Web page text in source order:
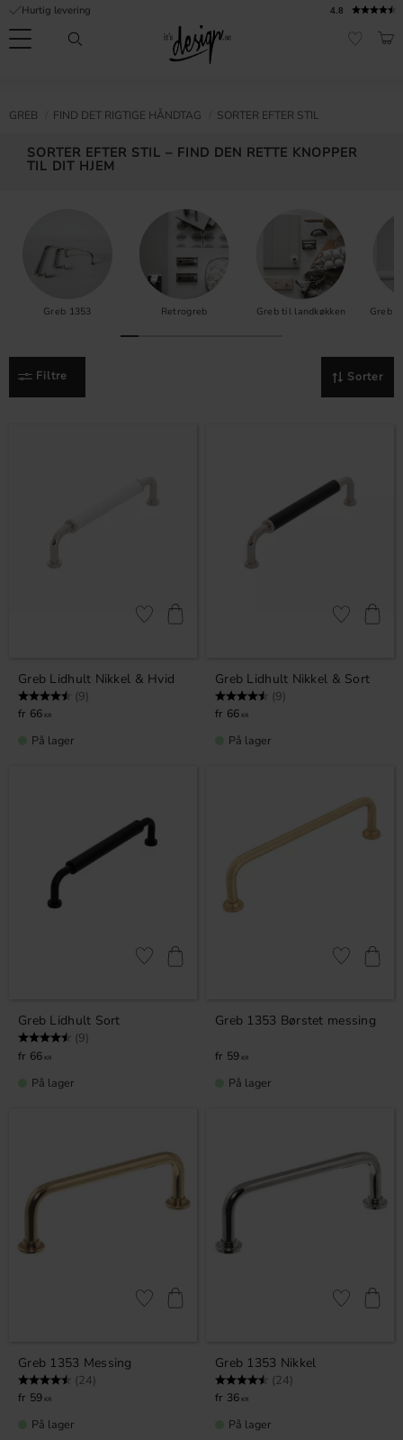
Menu
4.8
Hurtig levering
GREB ​FIND DET RIGTIGE HÅNDTAG SORTER EFTER STIL
SORTER EFTER STIL – FIND DEN RETTE KNOPPER
TIL DIT HJEM
Greb 1353 Retrogreb Greb til landkøkken ​Greb
Filtre Sorter
Greb Lidhult Nikkel & Hvid
Vurdering: (9)
66 KR
Gem som favorit
På lager
Greb Lidhult Nikkel & Sort
Vurdering: (9)
66 KR
Gem som
På lager
Greb Lidhult Sort
Vurdering: (9)
66 KR
Gem som favorit
På lager
Greb 1353 Børstet messing
59 KR
Gem som
På lager
Greb 1353 Messing
Vurdering: (24)
59 KR
Gem som favorit
På lager
Greb 1353 Nikkel
Vurdering: (24)
36 KR
Gem som
På lager
Ofte stillede
spørgsmål
Inspiration & Tips
sider |
Design